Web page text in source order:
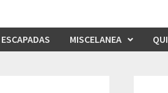
ESCAPADAS MISCELANEA